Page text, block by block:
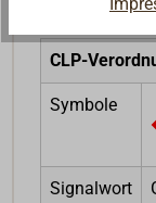
CLP-
Symbole
Signalwort